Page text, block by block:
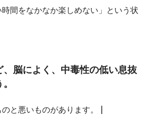
時間をなかなか楽しめない」という状
、脳によく、中毒性の低い息抜
と悪いものがあります。 |